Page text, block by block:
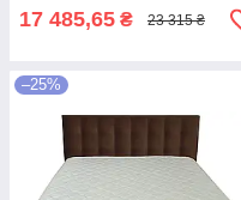
17 485,65 ₴ 23 315 ₴
–25%